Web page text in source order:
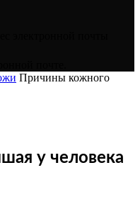
Причины кожного
у человека